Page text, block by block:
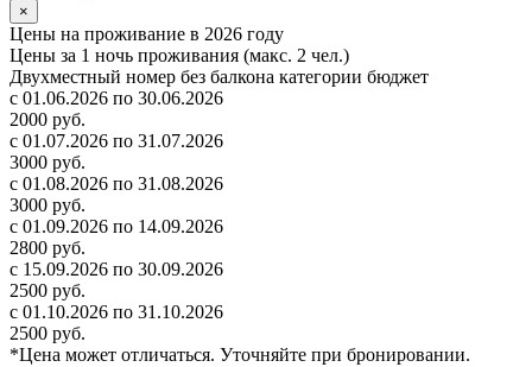
×
Цены на проживание в 2026 году
Цены за 1 ночь проживания (макс. 2 чел.)
Двухместный номер без балкона категории бюджет
с 01.06.2026 по 30.06.2026
2000 руб.
с 01.07.2026 по 31.07.2026
3000 руб.
с 01.08.2026 по 31.08.2026
3000 руб.
с 01.09.2026 по 14.09.2026
2800 руб.
с 15.09.2026 по 30.09.2026
2500 руб.
с 01.10.2026 по 31.10.2026
2500 руб.
*Цена может отличаться. Уточняйте при бронировании.